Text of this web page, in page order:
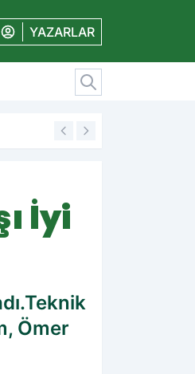
YAZARLAR
19:11 Amedspor'dan
İyi
Ömer